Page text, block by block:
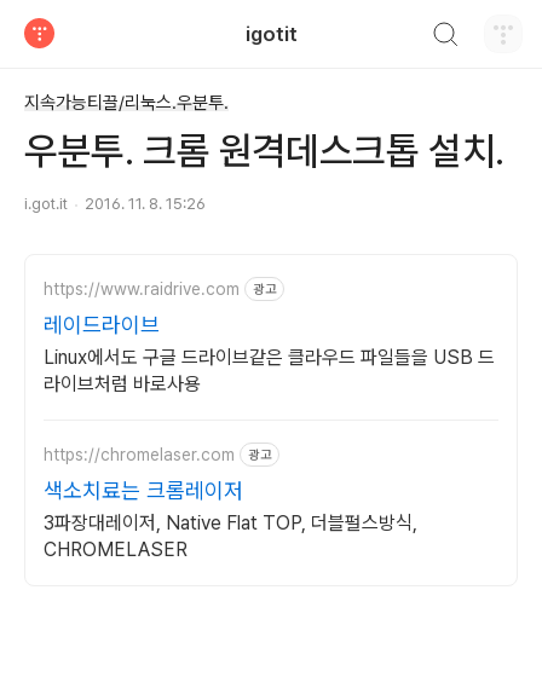
igotit
지속가능티끌/리눅스.우분투.
우분투. 크롬 원격데스크톱 설치.
i.got.it 2016. 11. 8. 15:26
https://www.raidrive.com 광고
레이드라이브
Linux에서도 구글 드라이브같은 클라우드 파일들을 USB 드
라이브처럼 바로사용
https://chromelaser.com 광고
색소치료는 크롬레이저
3파장대레이저, Native Flat TOP, 더블펄스방식,
CHROMELASER